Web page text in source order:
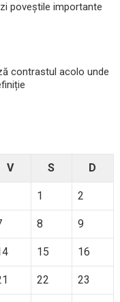
poveștile importante
contrastul acolo unde
V S D
1 2
8 9
15 16
22 23